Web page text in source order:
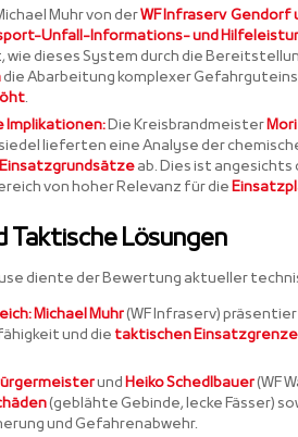
Muhr von derWF Infraserv Gendorf
Unfall-Informations- und
dieses System durch die
die Abarbeitung komplexer
.
Implikationen:Die Kreisbrandmeister
lieferten eine Analyse der
ab. Dies ist
von hoher Relevanz für die
Taktische Lösungen
diente der Bewertung aktueller
Michael Muhr(WF Infraserv)
und die taktischen
undHeiko Schedlbauer(WF
(geblähte Gebinde, lecke Fässer)
und Gefahrenabwehr.